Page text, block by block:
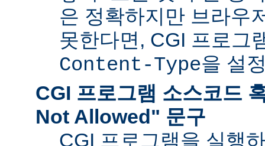
은 정확하지만 브라우
못한다면, CGI 프로그
Content-Type을 설
CGI 프로그램 소스코드
Not Allowed" 문구
CGI 프로그램을 실행